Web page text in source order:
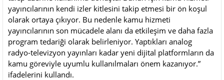
yayıncılarının kendi izler kitlesini takip etmesi bir ön koşul
olarak ortaya çıkıyor. Bu nedenle kamu hizmeti
yayıncılarının son mücadele alanı da etkileşim ve daha fazla
program tedariği olarak belirleniyor. Yaptıkları analog
radyo-televizyon yayınları kadar yeni dijital platformların da
kamu göreviyle uyumlu kullanılmaları önem kazanıyor.”
ifadelerini kullandı.